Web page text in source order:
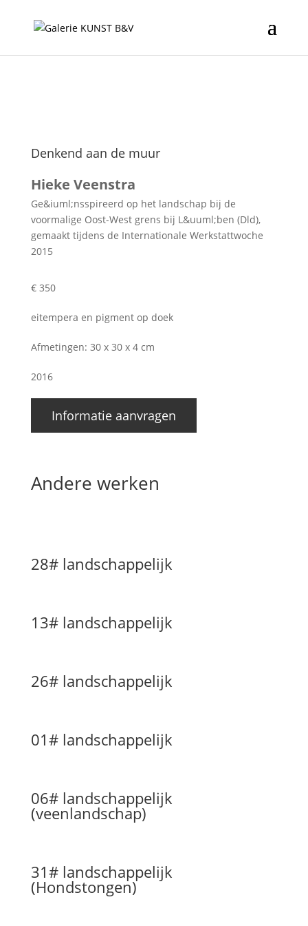
Denkend aan de muur
Hieke Veenstra
Ge&iuml;nsspireerd op het landschap bij de
voormalige Oost-West grens bij L&uuml;ben (Dld),
gemaakt tijdens de Internationale Werkstattwoche
2015
€ 350
eitempera en pigment op doek
Afmetingen: 30 x 30 x 4 cm
2016
Informatie aanvragen
Andere werken
28# landschappelijk
13# landschappelijk
26# landschappelijk
01# landschappelijk
06# landschappelijk
(veenlandschap)
31# landschappelijk
(Hondstongen)